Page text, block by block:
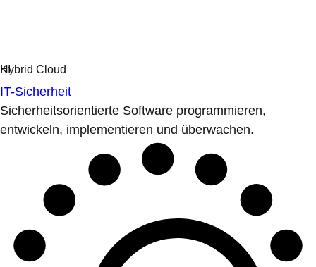
IT-Sicherheit
Sicherheitsorientierte Software programmieren,
entwickeln, implementieren und überwachen.